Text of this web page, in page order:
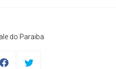
do Paraiba